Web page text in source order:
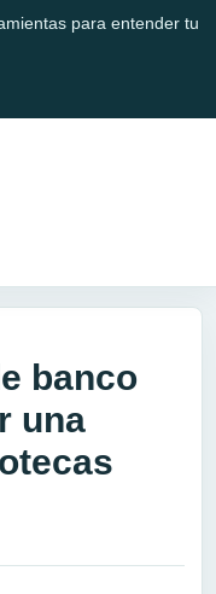
para entender tu
banco
una